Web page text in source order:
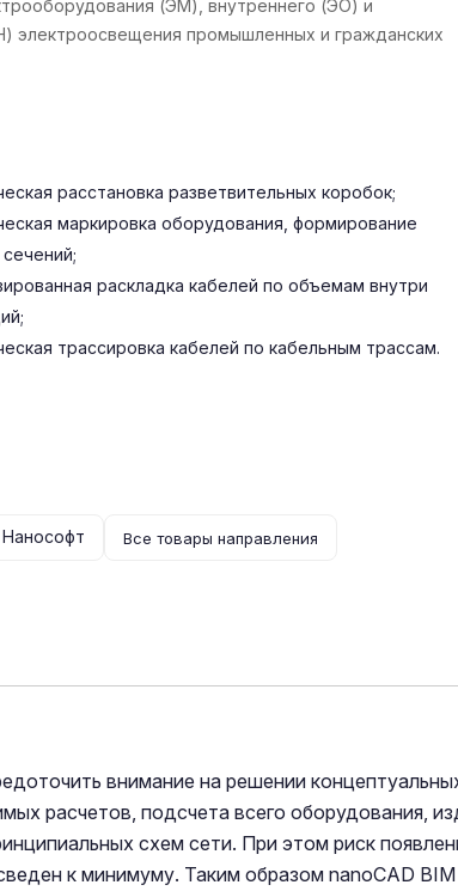
(ЭМ), внутреннего (ЭО) и
электроосвещения промышленных и гражданских
расстановка разветвительных коробок;
маркировка оборудования, формирование
раскладка кабелей по объемам внутри
трассировка кабелей по кабельным трассам.
Все товары направления
внимание на решении
расчетов, подсчета всего оборудования,
схем сети. При этом риск
к минимуму. Таким образом nanoCAD